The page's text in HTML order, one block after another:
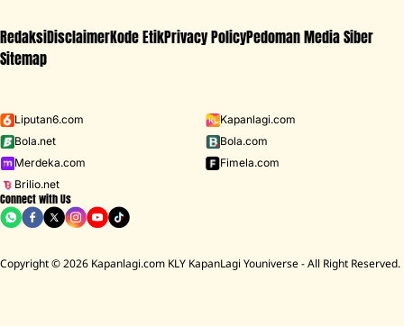
Iklan - Scroll ke bawah untuk melanjutkan
RedaksiDisclaimerKode EtikPrivacy PolicyPedoman Media Siber
Sitemap
Liputan6.com
Kapanlagi.com
Bola.net
Bola.com
Merdeka.com
Fimela.com
Brilio.net
Connect with Us
Copyright © 2026 Kapanlagi.com KLY KapanLagi Youniverse - All Right Reserved.
D ACADEMY 8 Raisa
BREAKING
NEWS
Mendiang Diding Boneng Ambruk Rata Dengan Tanah Cerita